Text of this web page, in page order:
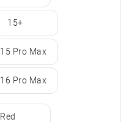
15+
15 Pro Max
16 Pro Max
Red